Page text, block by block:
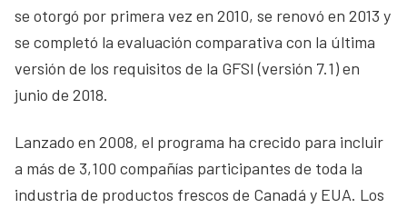
se otorgó por primera vez en 2010, se renovó en 2013 y
se completó la evaluación comparativa con la última
versión de los requisitos de la GFSI (versión 7.1) en
junio de 2018.
Lanzado en 2008, el programa ha crecido para incluir
a más de 3,100 compañías participantes de toda la
industria de productos frescos de Canadá y EUA. Los